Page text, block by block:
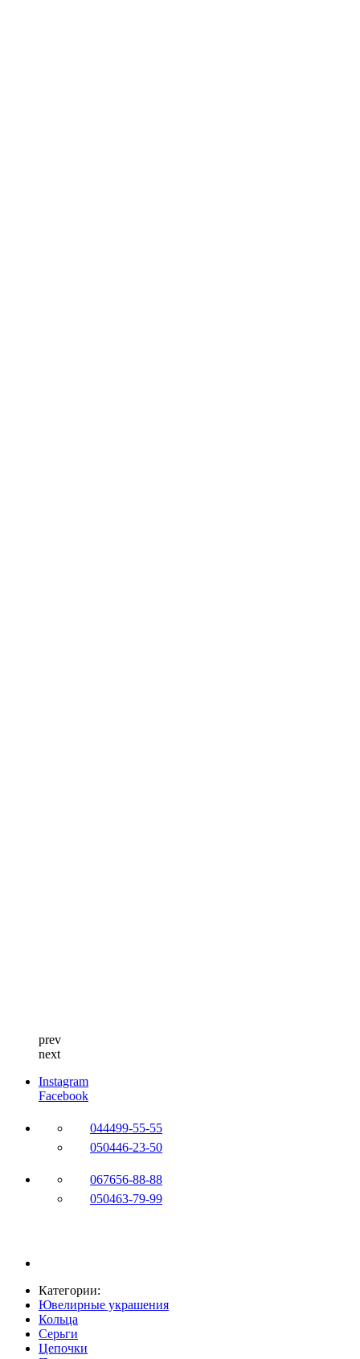
prev
next
Instagram
Facebook
044499-55-55
050446-23-50
067656-88-88
050463-79-99
Категории:
Ювелирные украшения
Кольца
Серьги
Цепочки